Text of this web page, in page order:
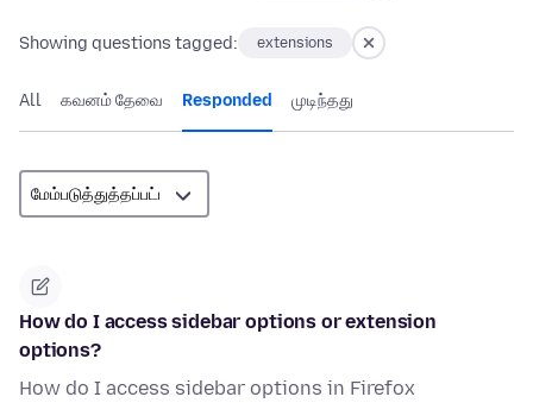
Showing questions tagged: extensions
All கவனம் தேவை Responded முடிந்தது
How do I access sidebar options or extension
options?
How do I access sidebar options in Firefox